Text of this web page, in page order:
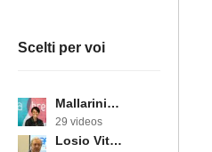
Scelti per voi
Mallarini Erika
29 videos
Losio Vittorino